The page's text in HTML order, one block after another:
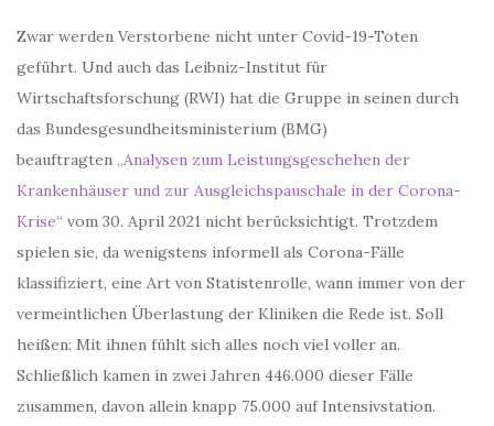
Zwar werden Verstorbene nicht unter Covid-19-Toten
geführt. Und auch das Leibniz-Institut für
Wirtschaftsforschung (RWI) hat die Gruppe in seinen durch
das Bundesgesundheitsministerium (BMG)
beauftragten „Analysen zum Leistungsgeschehen der
Krankenhäuser und zur Ausgleichspauschale in der Corona-
Krise“ vom 30. April 2021 nicht berücksichtigt. Trotzdem
spielen sie, da wenigstens informell als Corona-Fälle
klassifiziert, eine Art von Statistenrolle, wann immer von der
vermeintlichen Überlastung der Kliniken die Rede ist. Soll
heißen: Mit ihnen fühlt sich alles noch viel voller an.
Schließlich kamen in zwei Jahren 446.000 dieser Fälle
zusammen, davon allein knapp 75.000 auf Intensivstation.